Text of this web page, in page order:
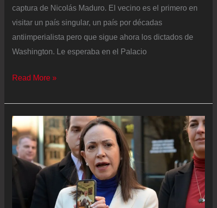
captura de Nicolás Maduro. El vecino es el primero en
visitar un país singular, un país por décadas
antiimperialista pero que sigue ahora los dictados de
Washington. Le esperaba en el Palacio
Gustavo
y
Delcy
Rodríguez
deshielan
relaciones
Read More »